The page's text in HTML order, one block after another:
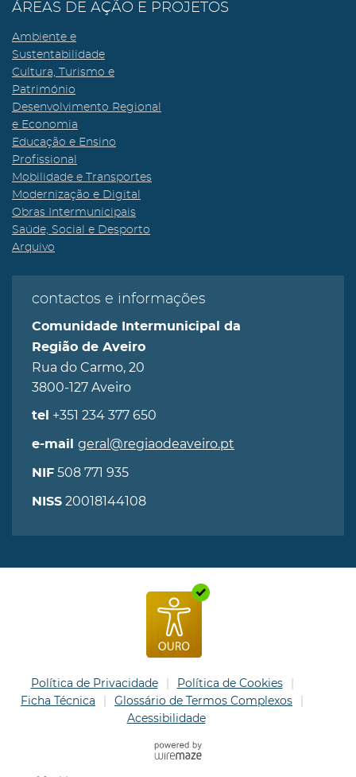
ÁREAS DE AÇÃO E PROJETOS
Ambiente e
Sustentabilidade
Cultura, Turismo e
Património
Desenvolvimento Regional
e Economia
Educação e Ensino
Profissional
Mobilidade e Transportes
Modernização e Digital
Obras Intermunicipais
Saúde, Social e Desporto
Arquivo
contactos e informações
Comunidade Intermunicipal da
Região de Aveiro
Rua do Carmo, 20
3800-127 Aveiro
tel +351 234 377 650
e-mail geral@regiaodeaveiro.pt
NIF 508 771 935
NISS 20018144108
Política de Privacidade
Política de Cookies
Ficha Técnica
Glossário de Termos Complexos
Acessibilidade